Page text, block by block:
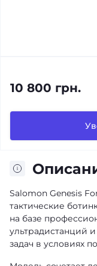
10 800 грн.
Salomon Genesis
тактические
на базе
ультрадистанций
задач в условиях